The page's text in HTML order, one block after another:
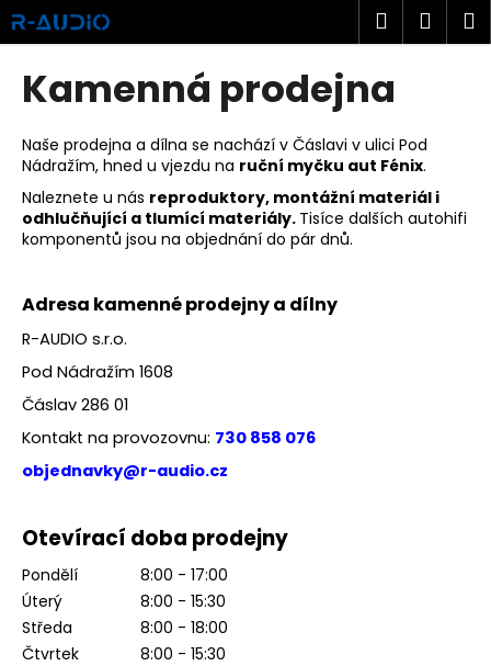
Přejít
na
obsah
Hledat
Kamenná prodejna
Naše prodejna a dílna se nachází v Čáslavi v ulici Pod
Nádražím, hned u vjezdu na ruční myčku aut Fénix.
Naleznete u nás reproduktory, montážní materiál i
odhlučňující a tlumící materiály. Tisíce dalších autohifi
komponentů jsou na objednání do pár dnů.
Adresa kamenné prodejny a dílny
R-AUDIO s.r.o.
Pod Nádražím 1608
Čáslav 286 01
Kontakt na provozovnu: 730 858 076
objednavky@r-audio.cz
Otevírací doba prodejny
Pondělí
8:00 - 17:00
Úterý
8:00 - 15:30
Středa
8:00 - 18:00
Čtvrtek
8:00 - 15:30
K
o
o
p
o
t
e
b
u
j
e
t
e
j
í
t
?